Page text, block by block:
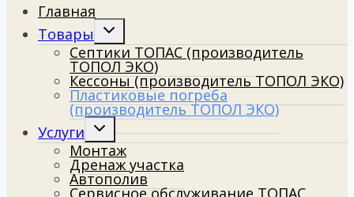
Главная
Товары
Toggle
child
menu
Септики ТОПАС (производитель
ТОПОЛ ЭКО)
Кессоны (производитель ТОПОЛ ЭКО)
Пластиковые погреба
(производитель ТОПОЛ ЭКО)
Услуги
Toggle
child
menu
Монтаж
Дренаж участка
Автополив
Сервисное обслуживание ТОПАС